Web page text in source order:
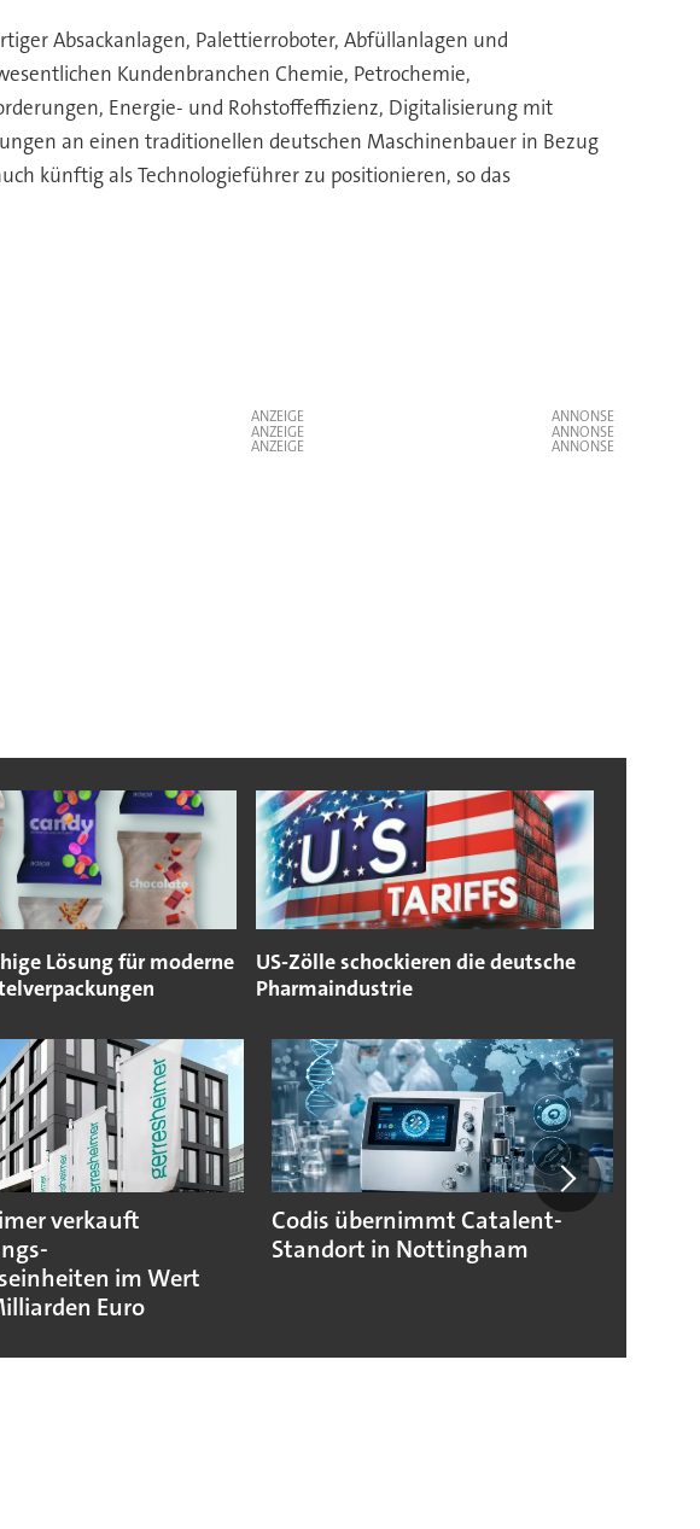
Absackanlagen, Palettierroboter, Abfüllanlagen und
Kundenbranchen Chemie, Petrochemie,
Energie- und Rohstoffeffizienz, Digitalisierung mit
an einen traditionellen deutschen Maschinenbauer in Bezug
künftig als Technologieführer zu positionieren, so das
ANZEIGE
ANZEIGE
ANZEIGE
Lösung für moderne
US-Zölle schockieren die deutsche
Pharmaindustrie
verkauft
im Wert
Euro
Codis übernimmt Catalent-
Standort in Nottingham